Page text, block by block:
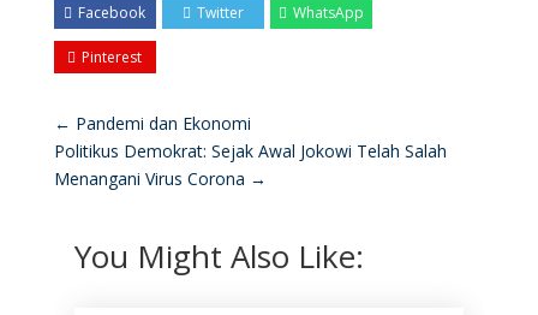
Facebook Twitter WhatsApp
Pinterest
← Pandemi dan Ekonomi
Politikus Demokrat: Sejak Awal Jokowi Telah Salah
Menangani Virus Corona →
You Might Also Like: